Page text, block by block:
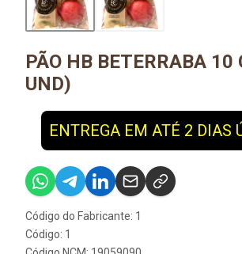
PÃO HB BETERRABA 10
UND)
ENTREGA EM ATÉ 2 DIAS
Código do Fabricante: 1
Código: 1